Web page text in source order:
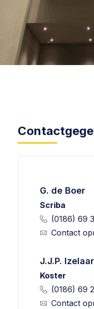
G. de Boer
Scriba
(0186) 69
Contact
J.J.P. Izelaar
Koster
(0186) 69
Contact